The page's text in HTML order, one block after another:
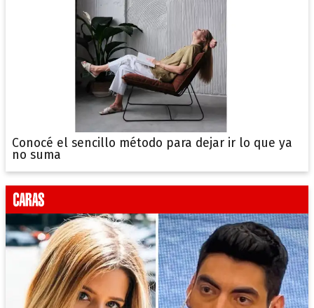
Conocé el sencillo método para dejar ir lo que ya
no suma